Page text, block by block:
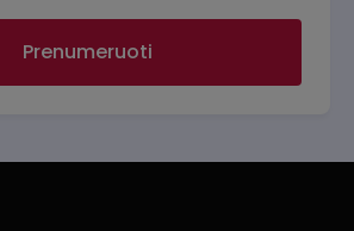
Prenumeruoti